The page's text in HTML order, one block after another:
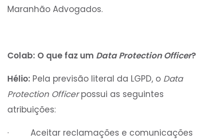
Maranhão Advogados.
Colab: O que faz um Data Protection Officer?
Hélio: Pela previsão literal da LGPD, o Data
Protection Officerpossui as seguintes
atribuições:
· Aceitar reclamações e comunicações